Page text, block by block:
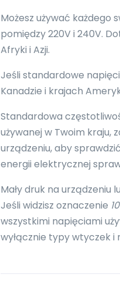
Możesz używać każdego
pomiędzy 220V i 240V.
Afryki i Azji.
Jeśli standardowe
Kanadzie i krajach
Standardowa
używanej w Twoim kraju,
urządzeniu, aby
energii elektrycznej
Mały druk na urządzeniu
Jeśli widzisz oznaczenie
wszystkimi napięciami
wyłącznie typy wtyczek i